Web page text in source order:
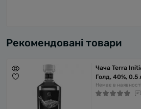
Рекомендовані товари
Чача Terra
Голд, 40%, 0.5
Немає в наявності